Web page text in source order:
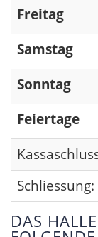
Freitag
Samstag
Sonntag
Feiertage
DAS